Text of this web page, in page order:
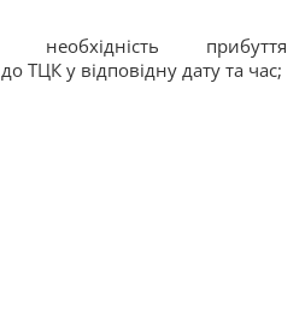
прибуття
ТЦК у відповідну дату та час;